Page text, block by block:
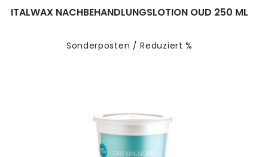
Sonderposten / Reduziert %
ITALWAX NACHBEHANDLUNGSLOTION OUD 250 ML